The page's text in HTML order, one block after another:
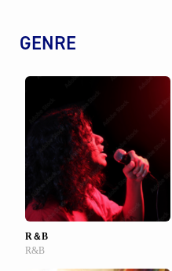
GENRE
R＆B
R&B